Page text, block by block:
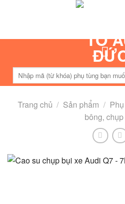
Tìm
kiếm:
Trang chủ / Sản phẩm /
bông,